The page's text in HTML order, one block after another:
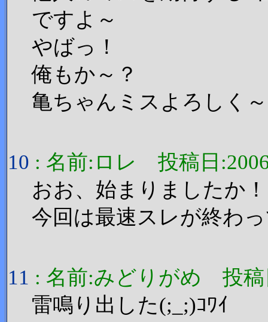
ですよ～
やばっ！
俺もか～？
亀ちゃんミスよろしく
10 : 名前:ロレ 投稿日
おお、始まりましたか！
今回は最速スレが終わ
11 : 名前:みどりがめ 投稿
雷鳴り出した(;_;)ｺﾜｲ